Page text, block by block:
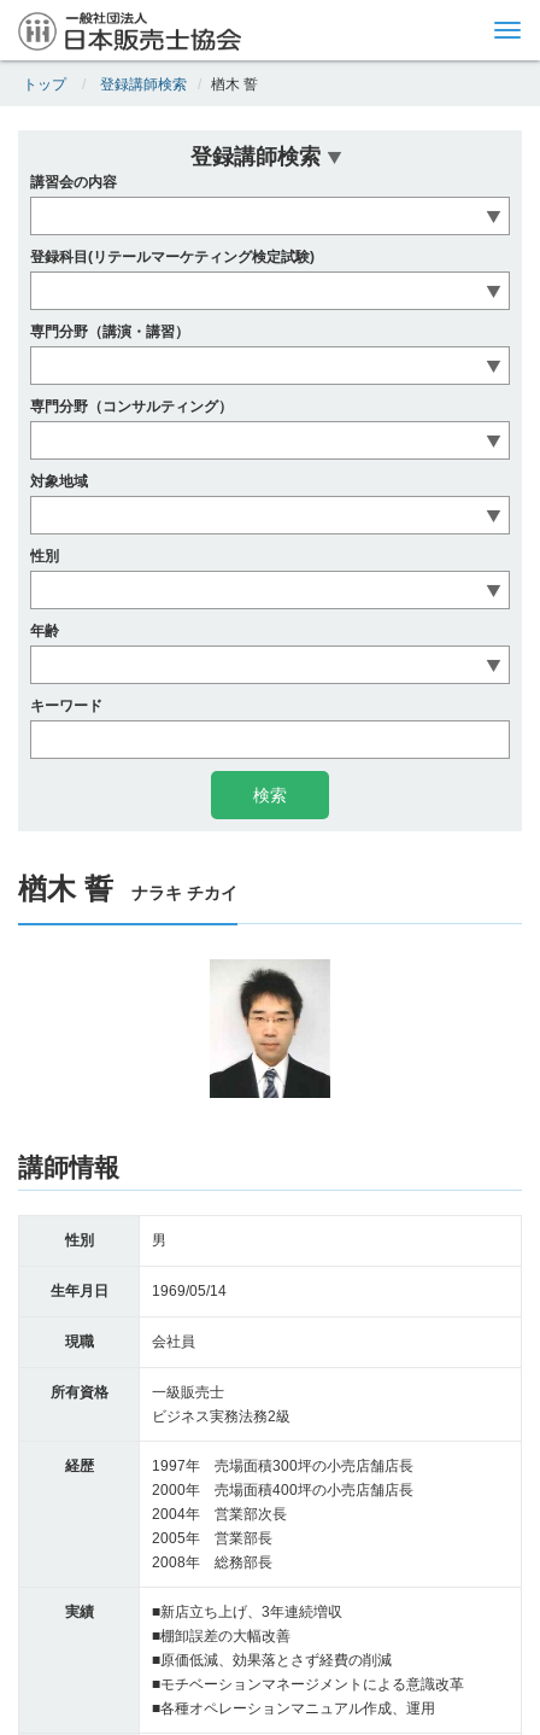
トップ 登録講師検索 楢木 誓
登録講師検索
講習会の内容
登録科目(リテールマーケティング検定試験)
専門分野（講演・講習）
専門分野（コンサルティング）
対象地域
性別
年齢
キーワード
楢木 誓 ナラキ チカイ
講師情報
性別 男
生年月日 1969/05/14
現職 会社員
所有資格
一級販売士
ビジネス実務法務2級
経歴
1997年 売場面積300坪の小売店舗店長
2000年 売場面積400坪の小売店舗店長
2004年 営業部次長
2005年 営業部長
2008年 総務部長
実績
■新店立ち上げ、3年連続増収
■棚卸誤差の大幅改善
■原価低減、効果落とさず経費の削減
■モチベーションマネージメントによる意識改革
■各種オペレーションマニュアル作成、運用